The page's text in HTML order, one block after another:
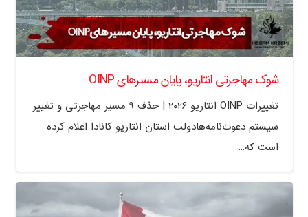
شوک مهاجرتی انتاریو، پایان مسیرهای OINP
تغییرات OINP انتاریو ۲۰۲۶ | حذف ۹ مسیر مهاجرتی و تغییر
سیستم دعوت‌نامه‌هادولت استان انتاریو کانادا اعلام کرده
است که…